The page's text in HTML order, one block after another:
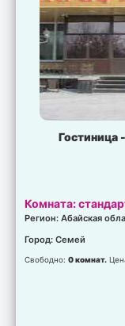
Гостиница -
Комната:
Регион: Абайская
Город: Семей
Свободно:0 комнат.